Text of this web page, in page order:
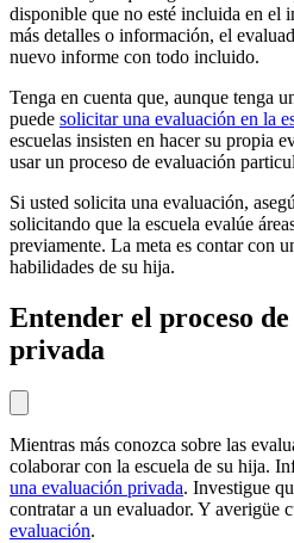
disponible que no esté incluida en el
más detalles o información, el
nuevo informe con todo incluido.
Tenga en cuenta que, aunque tenga
puede solicitar una evaluación en la
escuelas insisten en hacer su propia
usar un proceso de evaluación
Si usted solicita una evaluación,
solicitando que la escuela evalúe
previamente. La meta es contar con
habilidades de su hija.
Entender el proceso
privada
Mientras más conozca sobre las
colaborar con la escuela de su hija.
una evaluación privada. Investigue
contratar a un evaluador. Y averigüe
evaluación.